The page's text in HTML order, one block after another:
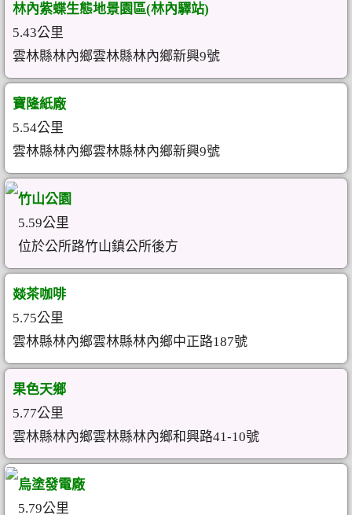
林內紫蝶生態地景園區(林內驛站)
5.43公里
雲林縣林內鄉雲林縣林內鄉新興9號
寶隆紙廠
5.54公里
雲林縣林內鄉雲林縣林內鄉新興9號
竹山公園
5.59公里
位於公所路竹山鎮公所後方
燚茶咖啡
5.75公里
雲林縣林內鄉雲林縣林內鄉中正路187號
果色天鄉
5.77公里
雲林縣林內鄉雲林縣林內鄉和興路41-10號
烏塗發電廠
5.79公里